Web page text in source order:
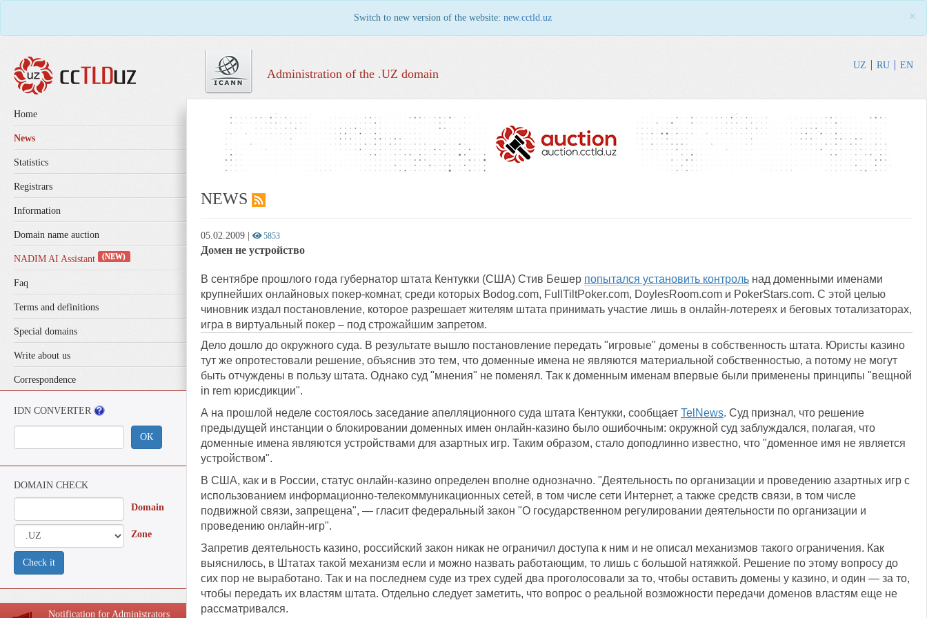
Switch to new version of the website: new.cctld.uz ×
Administration of the .UZ domain
UZ RU EN
Home
News
Statistics
Registrars
Information
Domain name auction
NADIM AI Assistant (NEW)
Faq
Terms and definitions
Special domains
Write about us
Correspondence
IDN CONVERTER
ОК
DOMAIN CHECK
Domain
Zone
Check it
Notification for Administrators
NEWS
05.02.2009 5853
Домен не устройство
В сентябре прошлого года губернатор штата Кентукки (США) Стив Бешер попытался установить контроль над доменными именами
крупнейших онлайновых покер-комнат, среди которых Bodog.com, FullTiltPoker.com, DoylesRoom.com и PokerStars.com. С этой целью
чиновник издал постановление, которое разрешает жителям штата принимать участие лишь в онлайн-лотереях и беговых тотализаторах,
игра в виртуальный покер – под строжайшим запретом.
Дело дошло до окружного суда. В результате вышло постановление передать "игровые" домены в собственность штата. Юристы казино
тут же опротестовали решение, объяснив это тем, что доменные имена не являются материальной собственностью, а потому не могут
быть отчуждены в пользу штата. Однако суд "мнения" не поменял. Так к доменным именам впервые были применены принципы "вещной
in rem юрисдикции".
А на прошлой неделе состоялось заседание апелляционного суда штата Кентукки, сообщает TelNews. Суд признал, что решение
предыдущей инстанции о блокировании доменных имен онлайн-казино было ошибочным: окружной суд заблуждался, полагая, что
доменные имена являются устройствами для азартных игр. Таким образом, стало доподлинно известно, что "доменное имя не является
устройством".
В США, как и в России, статус онлайн-казино определен вполне однозначно. "Деятельность по организации и проведению азартных игр с
использованием информационно-телекоммуникационных сетей, в том числе сети Интернет, а также средств связи, в том числе
подвижной связи, запрещена", — гласит федеральный закон "О государственном регулировании деятельности по организации и
проведению онлайн-игр".
Запретив деятельность казино, российский закон никак не ограничил доступа к ним и не описал механизмов такого ограничения. Как
выяснилось, в Штатах такой механизм если и можно назвать работающим, то лишь с большой натяжкой. Решение по этому вопросу до
сих пор не выработано. Так и на последнем суде из трех судей два проголосовали за то, чтобы оставить домены у казино, и один — за то,
чтобы передать их властям штата. Отдельно следует заметить, что вопрос о реальной возможности передачи доменов властям еще не
рассматривался.